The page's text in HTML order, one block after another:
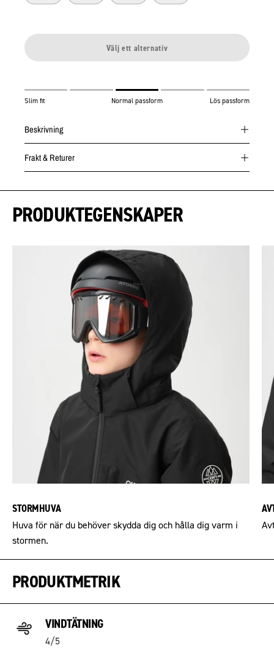
Välj ett alternativ
Slim fit Normal passform Lös passform
Beskrivning
Frakt & Returer
PRODUKTEGENSKAPER
STORMHUVA
Huva för när du behöver skydda dig och hålla dig varm i
stormen.
PRODUKTMETRIK
VINDTÄTNING
4/5